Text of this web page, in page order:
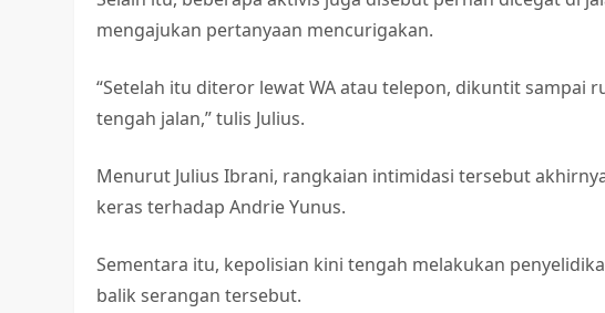
mengajukan pertanyaan mencurigakan.
“Setelah itu diteror lewat WA atau telepon, dikuntit sampai
tengah jalan,” tulis Julius.
Menurut Julius Ibrani, rangkaian intimidasi tersebut
keras terhadap Andrie Yunus.
Sementara itu, kepolisian kini tengah melakukan
balik serangan tersebut.